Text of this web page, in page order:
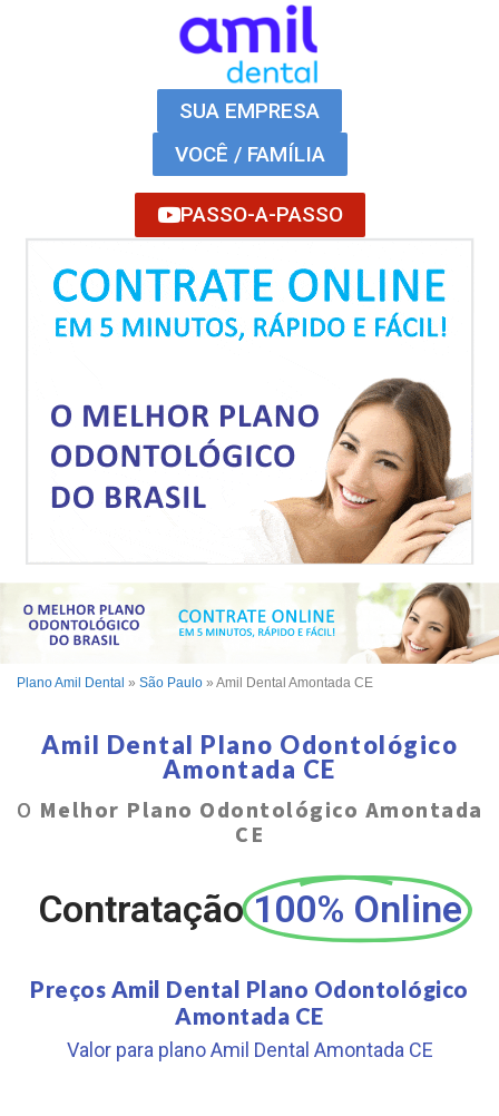
SUA EMPRESA
VOCÊ / FAMÍLIA
PASSO-A-PASSO
Plano Amil Dental » São Paulo » Amil Dental Amontada CE
Amil Dental Plano Odontológico
Amontada CE
O Melhor Plano Odontológico Amontada
CE
Contratação 100% Online
Preços Amil Dental Plano Odontológico
Amontada CE
Valor para plano Amil Dental Amontada CE